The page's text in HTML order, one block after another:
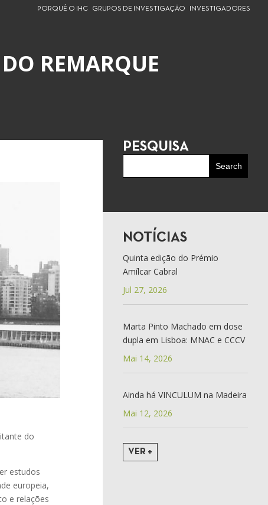
PORQUÊ O IHC GRUPOS DE INVESTIGAÇÃO INVESTIGADORES
REMARQUE
do
estudos
europeia,
e relações
PESQUISA
NOTÍCIAS
Quinta edição do Prémio
Amílcar Cabral
Jul 27, 2026
Marta Pinto Machado em dose
dupla em Lisboa: MNAC e CCCV
Mai 14, 2026
Ainda há VINCULUM na Madeira
Mai 12, 2026
VER +